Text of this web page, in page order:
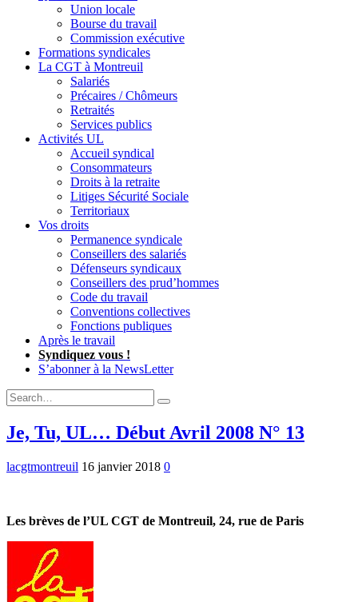
Union locale
Bourse du travail
Commission exécutive
Formations syndicales
La CGT à Montreuil
Salariés
Précaires / Chômeurs
Retraités
Services publics
Activités UL
Accueil syndical
Consommateurs
Droits à la retraite
Litiges Sécurité Sociale
Territoriaux
Vos droits
Permanence syndicale
Conseillers des salariés
Défenseurs syndicaux
Conseillers des prud’hommes
Code du travail
Conventions collectives
Fonctions publiques
Après le travail
Syndiquez vous !
S’abonner à la NewsLetter
Expand
Search
Form
Search
Je, Tu, UL… Début Avril 2008 N° 13
lacgtmontreuil 16 janvier 2018 0
Les brèves de l’UL CGT de Montreuil, 24, rue de Paris